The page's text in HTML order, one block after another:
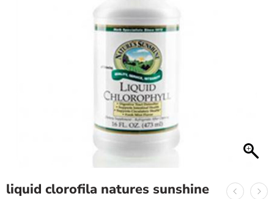
liquid clorofila natures sunshine